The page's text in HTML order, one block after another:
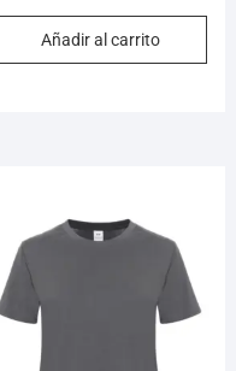
Añadir al carrito